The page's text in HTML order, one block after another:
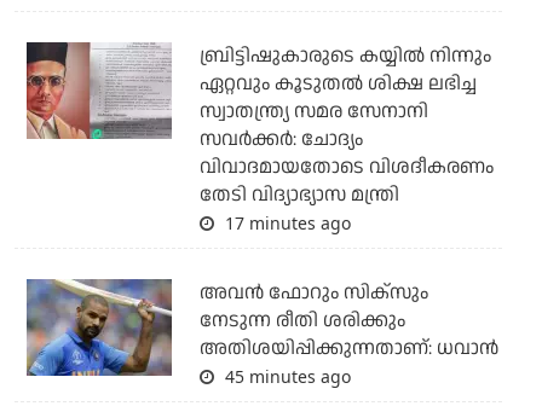
ബ്രിട്ടിഷുകാരുടെ കയ്യില്‍ നിന്നും
ഏറ്റവും കൂടുതല്‍ ശിക്ഷ ലഭിച്ച
സ്വാതന്ത്ര്യ സമര സേനാനി
സവര്‍ക്കര്‍: ചോദ്യം
വിവാദമായതോടെ വിശദീകരണം
തേടി വിദ്യാഭ്യാസ മന്ത്രി
17 minutes ago
അവന്‍ ഫോറും സിക്സും
നേടുന്ന രീതി ശരിക്കും
അതിശയിപ്പിക്കുന്നതാണ്: ധവാന്‍
45 minutes ago